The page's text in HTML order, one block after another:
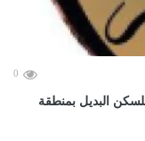
0
يتفقد مشروع «روضة السيدة 2» للسكن البديل بمنطقة